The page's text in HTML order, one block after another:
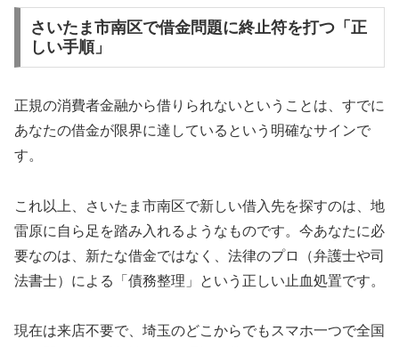
さいたま市南区で借金問題に終止符を打つ「正
しい手順」
正規の消費者金融から借りられないということは、すでに
あなたの借金が限界に達しているという明確なサインで
す。
これ以上、さいたま市南区で新しい借入先を探すのは、地
雷原に自ら足を踏み入れるようなものです。今あなたに必
要なのは、新たな借金ではなく、法律のプロ（弁護士や司
法書士）による「債務整理」という正しい止血処置です。
現在は来店不要で、埼玉のどこからでもスマホ一つで全国